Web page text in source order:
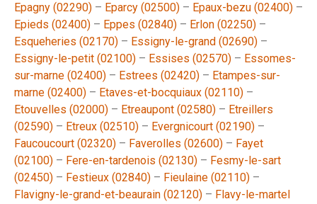
Epagny (02290) – Eparcy (02500) – Epaux-bezu (02400) –
Epieds (02400) – Eppes (02840) – Erlon (02250) –
Esqueheries (02170) – Essigny-le-grand (02690) –
Essigny-le-petit (02100) – Essises (02570) – Essomes-
sur-marne (02400) – Estrees (02420) – Etampes-sur-
marne (02400) – Etaves-et-bocquiaux (02110) –
Etouvelles (02000) – Etreaupont (02580) – Etreillers
(02590) – Etreux (02510) – Evergnicourt (02190) –
Faucoucourt (02320) – Faverolles (02600) – Fayet
(02100) – Fere-en-tardenois (02130) – Fesmy-le-sart
(02450) – Festieux (02840) – Fieulaine (02110) –
Flavigny-le-grand-et-beaurain (02120) – Flavy-le-martel